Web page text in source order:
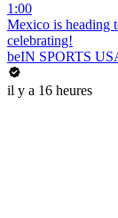
1:00
Mexico is heading
celebrating!
beIN SPORTS
il y a 16 heures